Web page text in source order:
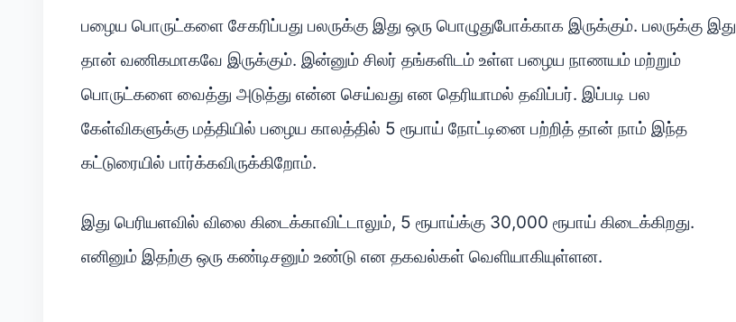
பழைய பொருட்களை சேகரிப்பது பலருக்கு இது ஒரு பொழுதுபோக்காக இருக்கும். பலருக்கு இது
தான் வணிகமாகவே இருக்கும். இன்னும் சிலர் தங்களிடம் உள்ள பழைய நாணயம் மற்றும்
பொருட்களை வைத்து அடுத்து என்ன செய்வது என தெரியாமல் தவிப்பர். இப்படி பல
கேள்விகளுக்கு மத்தியில் பழைய காலத்தில் 5 ரூபாய் நோட்டினை பற்றித் தான் நாம் இந்த
கட்டுரையில் பார்க்கவிருக்கிறோம்.
இது பெரியளவில் விலை கிடைக்காவிட்டாலும், 5 ரூபாய்க்கு 30,000 ரூபாய் கிடைக்கிறது.
எனினும் இதற்கு ஒரு கண்டிசனும் உண்டு என தகவல்கள் வெளியாகியுள்ளன.